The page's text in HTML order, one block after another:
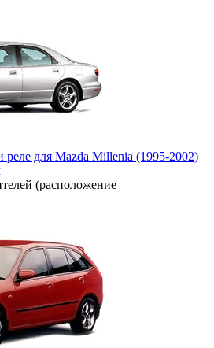
для Mazda Millenia (1995-2002)
(расположение